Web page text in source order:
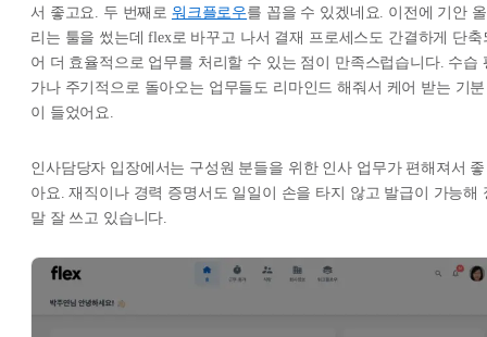
서 좋고요. 두 번째로 워크플로우를 꼽을 수 있겠네요. 이전에 기안 올
리는 툴을 썼는데 flex로 바꾸고 나서 결재 프로세스도 간결하게 단축
어 더 효율적으로 업무를 처리할 수 있는 점이 만족스럽습니다. 수습
가나 주기적으로 돌아오는 업무들도 리마인드 해줘서 케어 받는 기분
이 들었어요.
인사담당자 입장에서는 구성원 분들을 위한 인사 업무가 편해져서 좋
아요. 재직이나 경력 증명서도 일일이 손을 타지 않고 발급이 가능해
말 잘 쓰고 있습니다.